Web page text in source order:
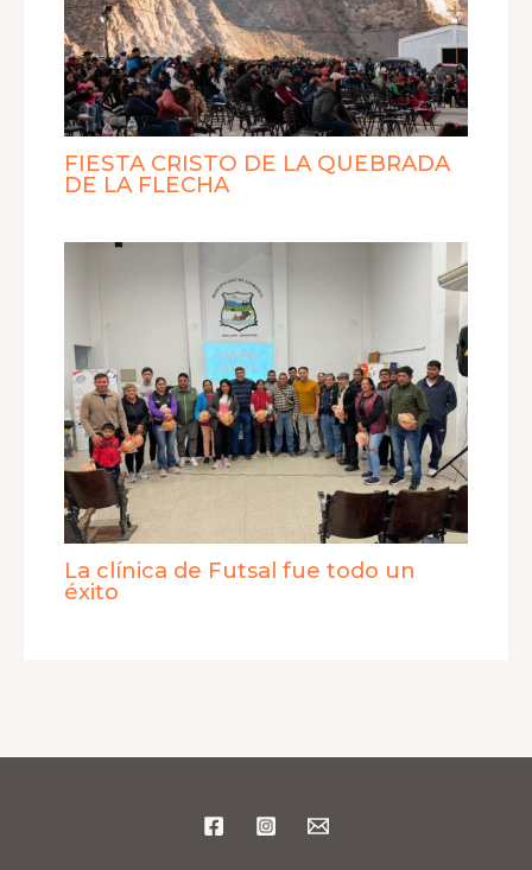
FIESTA CRISTO DE LA QUEBRADA
DE LA FLECHA
La clínica de Futsal fue todo un
éxito